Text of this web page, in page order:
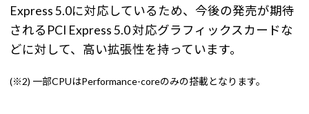
Express 5.0に対応しているため、今後の発売が期待
されるPCI Express 5.0 対応グラフィックスカードな
どに対して、高い拡張性を持っています。
(※2) 一部CPUはPerformance-coreのみの搭載となります。